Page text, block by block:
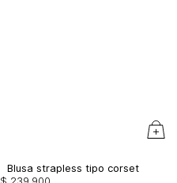
Blusa strapless tipo corset